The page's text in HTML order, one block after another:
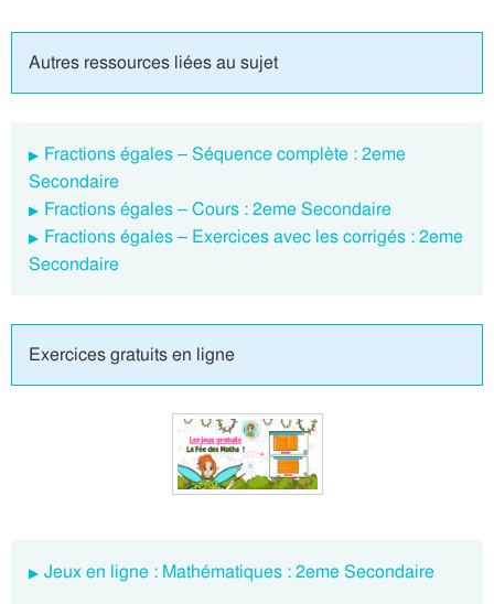
Autres ressources liées au sujet
Fractions égales – Séquence complète : 2eme
Secondaire
Fractions égales – Cours : 2eme Secondaire
Fractions égales – Exercices avec les corrigés : 2eme
Secondaire
Exercices gratuits en ligne
Jeux en ligne : Mathématiques : 2eme Secondaire